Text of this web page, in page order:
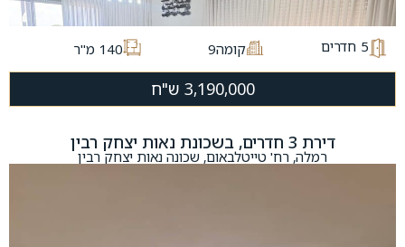
5 חדרים קומה9 140 מ"ר
3,190,000 ש"ח
דירת 3 חדרים, בשכונת נאות יצחק רבין
רמלה, רח' טייטלבאום, שכונה נאות יצחק רבין